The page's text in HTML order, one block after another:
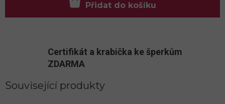
Přidat do košíku
Certifikát a krabička ke šperkům
ZDARMA
Související produkty